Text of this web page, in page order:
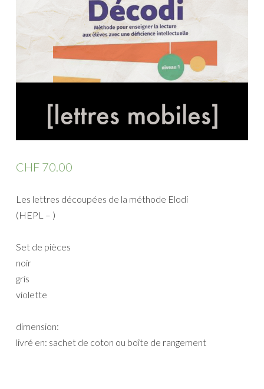
CHF 70.00
Les lettres découpées de la méthode Elodi
(HEPL – )
Set de pièces
noir
gris
violette
dimension:
livré en: sachet de coton ou boîte de rangement